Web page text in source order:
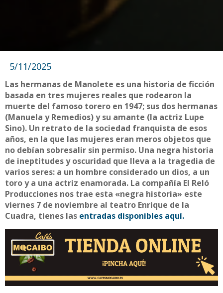
5/11/2025
Las hermanas de Manolete es una historia de ficción
basada en tres mujeres reales que rodearon la
muerte del famoso torero en 1947; sus dos hermanas
(Manuela y Remedios) y su amante (la actriz Lupe
Sino). Un retrato de la sociedad franquista de esos
años, en la que las mujeres eran meros objetos que
no debían sobresalir sin permiso. Una negra historia
de ineptitudes y oscuridad que lleva a la tragedia de
varios seres: a un hombre considerado un dios, a un
toro y a una actriz enamorada. La compañía El Reló
Producciones nos trae esta «negra historia» este
viernes 7 de noviembre al teatro Enrique de la
Cuadra, tienes las entradas disponibles aquí.